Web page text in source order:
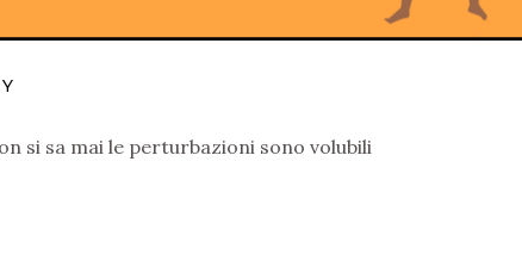
si sa mai le perturbazioni sono volubili